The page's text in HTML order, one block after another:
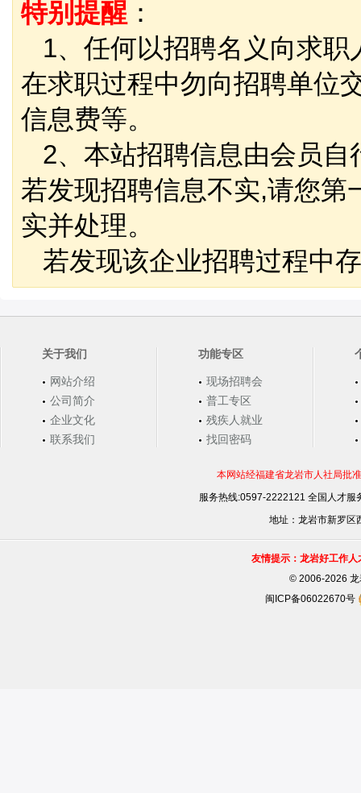
特别提醒 ：
1、任何以招聘名义向求职
在求职过程中勿向招聘单位
信息费等。
2、本站招聘信息由会员自
若发现招聘信息不实,请您第
实并处理。
若发现该企业招聘过程中
关于我们
网站介绍
公司简介
企业文化
联系我们
功能专区
现场招聘会
普工专区
残疾人就业
找回密码
本网站经福建省龙岩市人社局批
服务热线:0597-2222121 全国人才
地址：龙岩市新罗区
友情提示：龙岩好工作
©2006-2026 龙
闽ICP备06022670号